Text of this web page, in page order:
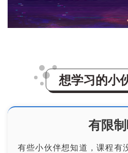
想学习的小
有限
有些小伙伴想知道，课程有